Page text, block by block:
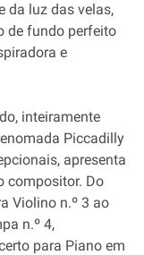
da luz das velas,
de fundo perfeito
e
inteiramente
Piccadilly
apresenta
compositor. Do
Violino n.º 3 ao
n.º 4,
para Piano em